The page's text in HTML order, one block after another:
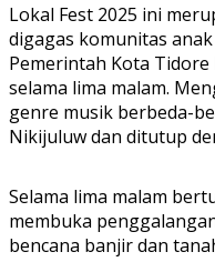
Lokal Fest 2025 ini
digagas komunitas
Pemerintah Kota
selama lima malam.
genre musik berbeda-
Nikijuluw dan ditutup
Selama lima malam
membuka
bencana banjir dan